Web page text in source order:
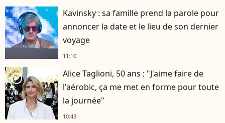
Kavinsky : sa famille prend la parole pour
annoncer la date et le lieu de son dernier
voyage
11:10
player2
Alice Taglioni, 50 ans : "J'aime faire de
l'aérobic, ça me met en forme pour toute
la journée"
10:43